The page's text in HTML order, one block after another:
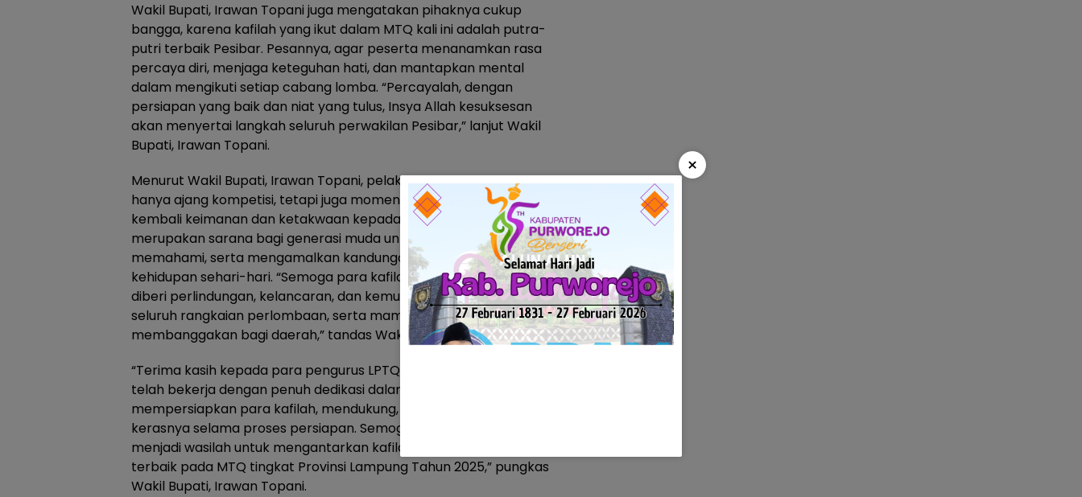
Wakil Bupati, Irawan Topani juga mengatakan pihaknya cukup
bangga, karena kafilah yang ikut dalam MTQ kali ini adalah putra-
putri terbaik Pesibar. Pesannya, agar peserta menanamkan rasa
percaya diri, menjaga keteguhan hati, dan mantapkan mental
dalam mengikuti setiap cabang lomba. “Percayalah, dengan
persiapan yang baik dan niat yang tulus, Insya Allah kesuksesan
akan menyertai langkah seluruh perwakilan Pesibar,” lanjut Wakil
Bupati, Irawan Topani.
Menurut Wakil Bupati, Irawan Topani, pelaksanaan MTQ bukan
hanya ajang kompetisi, tetapi juga momentum untuk meneguhkan
kembali keimanan dan ketakwaan kepada allah swt. MTQ
merupakan sarana bagi generasi muda untuk mencintai,
memahami, serta mengamalkan kandungan Alquran dalam
kehidupan sehari-hari. “Semoga para kafilah Pesibar senantiasa
diberi perlindungan, kelancaran, dan kemudahan dalam mengikuti
seluruh rangkaian perlombaan, serta mampu meraih prestasi yang
membanggakan bagi daerah,” tandas Wakil Bupati, Irawan Topani.
“Terima kasih kepada para pengurus LPTQ, pelatih, dan official yang
telah bekerja dengan penuh dedikasi dalam membimbing serta
mempersiapkan para kafilah, mendukung, mendampingi, dan kerja
kerasnya selama proses persiapan. Semoga semua ikhtiar ini
menjadi wasilah untuk mengantarkan kafilah tampil sebagai yang
terbaik pada MTQ tingkat Provinsi Lampung Tahun 2025,” pungkas
Wakil Bupati, Irawan Topani.
×